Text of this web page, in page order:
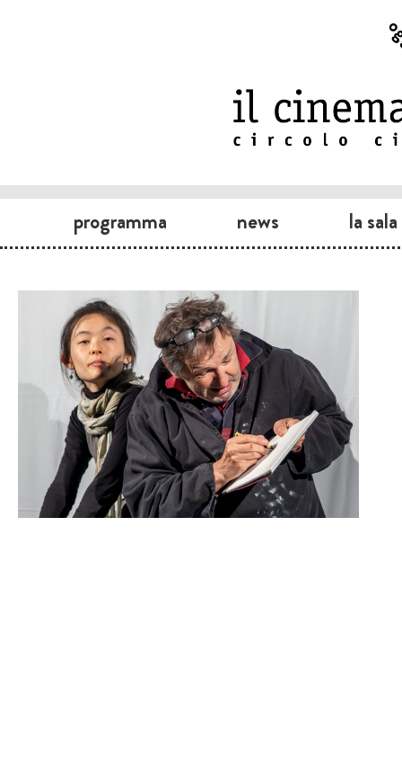
programma news la sala